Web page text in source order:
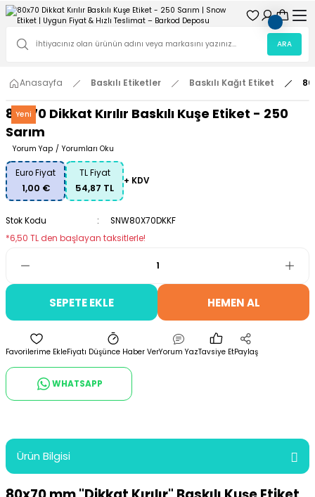
ARA
Anasayfa Baskılı Etiketler Baskılı Kağıt Etiket
Yeni
80x70 Dikkat Kırılır Baskılı Kuşe Etiket - 250
Sarım
Yorum Yap / Yorumları Oku
Euro Fiyat
1,00 €
TL Fiyat
54,87 TL
+ KDV
Stok Kodu
SNW80X70DKKF
*6,50 TL den başlayan taksitlerle!
SEPETE EKLE HEMEN AL
Fiyatı Düşünce Haber VerYorum YazTavsiye EtPaylaş
WHATSAPP
Ürün Bilgisi